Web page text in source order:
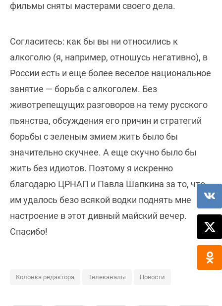
фильмы сняты мастерами своего дела.
Согласитесь: как бы вы ни относились к
алкоголю (я, например, отношусь негативно), в
России есть и еще более веселое национальное
занятие — борьба с алкоголем. Без
животрепещущих разговоров на тему русского
пьянства, обсуждения его причин и стратегий
борьбы с зеленым змием жить было бы
значительно скучнее. А еще скучно было бы
жить без идиотов. Поэтому я искренно
благодарю ЦРНАП и Павла Шапкина за то, что
им удалось безо всякой водки поднять мне
настроение в этот дивный майский вечер.
Спасибо!
Колонка редактора Телеканалы Новости